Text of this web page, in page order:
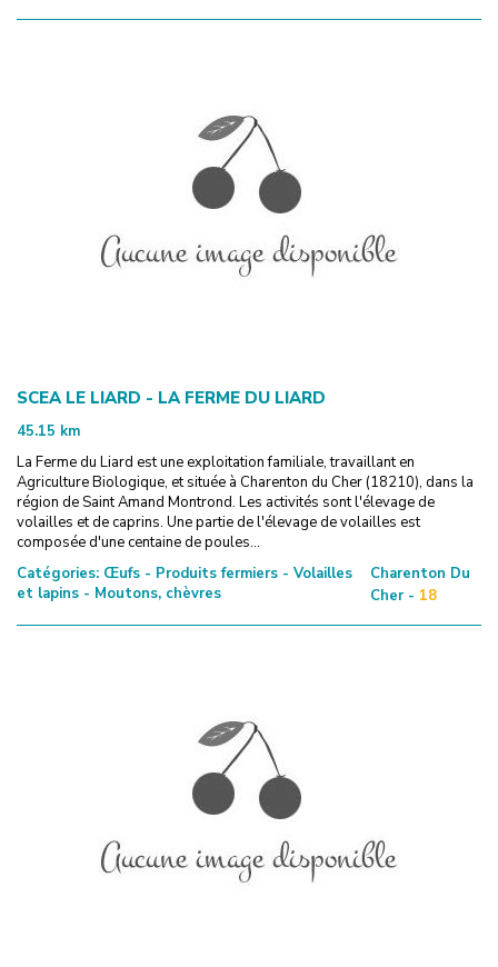
SCEA LE LIARD - LA FERME DU LIARD
45.15 km
La Ferme du Liard est une exploitation familiale, travaillant en
Agriculture Biologique, et située à Charenton du Cher (18210), dans la
région de Saint Amand Montrond. Les activités sont l'élevage de
volailles et de caprins. Une partie de l'élevage de volailles est
composée d'une centaine de poules...
Catégories: Œufs - Produits fermiers - Volailles
et lapins - Moutons, chèvres
Charenton Du
Cher - 18